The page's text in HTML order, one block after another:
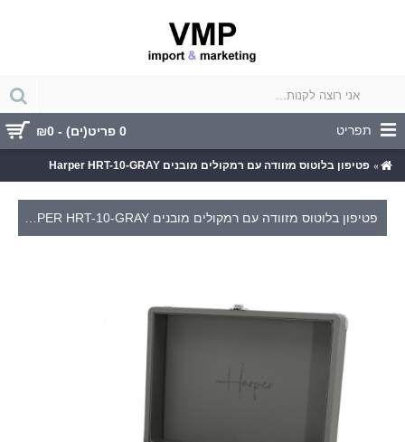
0 פריט(ים) - ₪0 תפריט
פטיפון בלוטוס מזוודה עם רמקולים מובנים Harper HRT-10-GRAY